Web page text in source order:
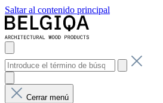
Saltar al contenido principal
Cerrar menú